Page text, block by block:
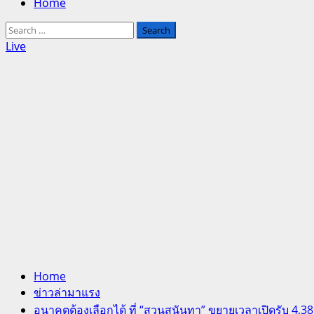
Search
for:
Live
Home
ข่าวล่ามาแรง
อนาคตต้องเลือกได้ ที่ “สวนสุนันทา” ขยายเวลาเปิดรับ